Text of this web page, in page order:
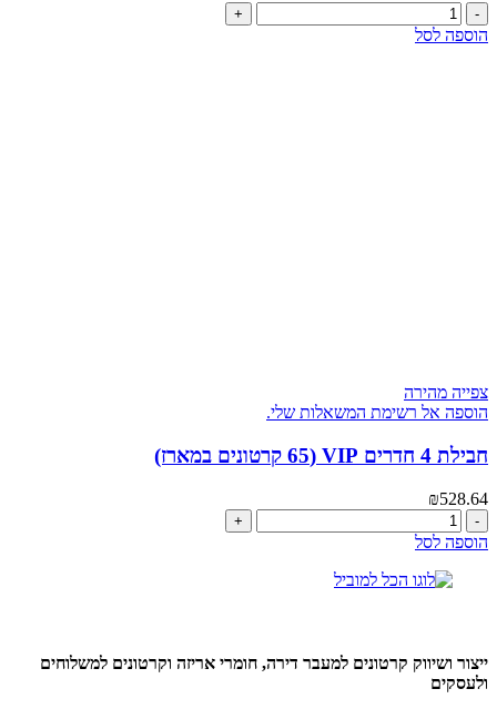
כמות
של
הוספה לסל
צפייה מהירה
הוספה אל רשימת המשאלות שלי.
חבילת 4 חדרים VIP (65 קרטונים במארז)
₪528.64
כמות
של
קרטונים
במארז)
הוספה לסל
ייצור ושיווק קרטונים למעבר דירה, חומרי אריזה וקרטונים למשלוחים
ולעסקים